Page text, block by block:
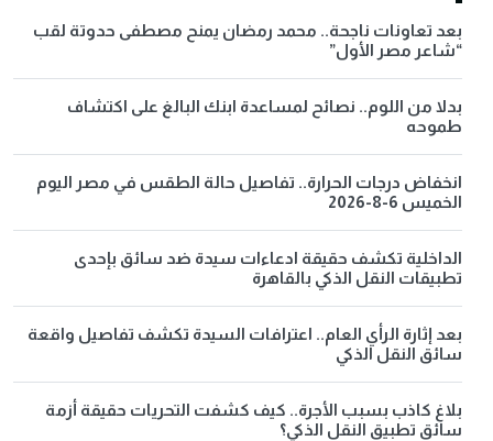
بعد تعاونات ناجحة.. محمد رمضان يمنح مصطفى حدوتة لقب
“شاعر مصر الأول”
بدلا من اللوم.. نصائح لمساعدة ابنك البالغ على اكتشاف
طموحه
انخفاض درجات الحرارة.. تفاصيل حالة الطقس في مصر اليوم
الخميس 6-8-2026
الداخلية تكشف حقيقة ادعاءات سيدة ضد سائق بإحدى
تطبيقات النقل الذكي بالقاهرة
بعد إثارة الرأي العام.. اعترافات السيدة تكشف تفاصيل واقعة
سائق النقل الذكي
بلاغ كاذب بسبب الأجرة.. كيف كشفت التحريات حقيقة أزمة
سائق تطبيق النقل الذكي؟